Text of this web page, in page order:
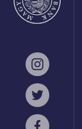
Instagram
Twitter